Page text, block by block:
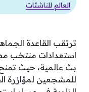
العالم للناشئات
ترتقب القاعدة
بث عالمية، حيث
للمشجعين لمؤازرة